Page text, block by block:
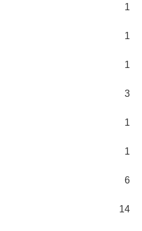
1
1
1
3
1
1
6
14